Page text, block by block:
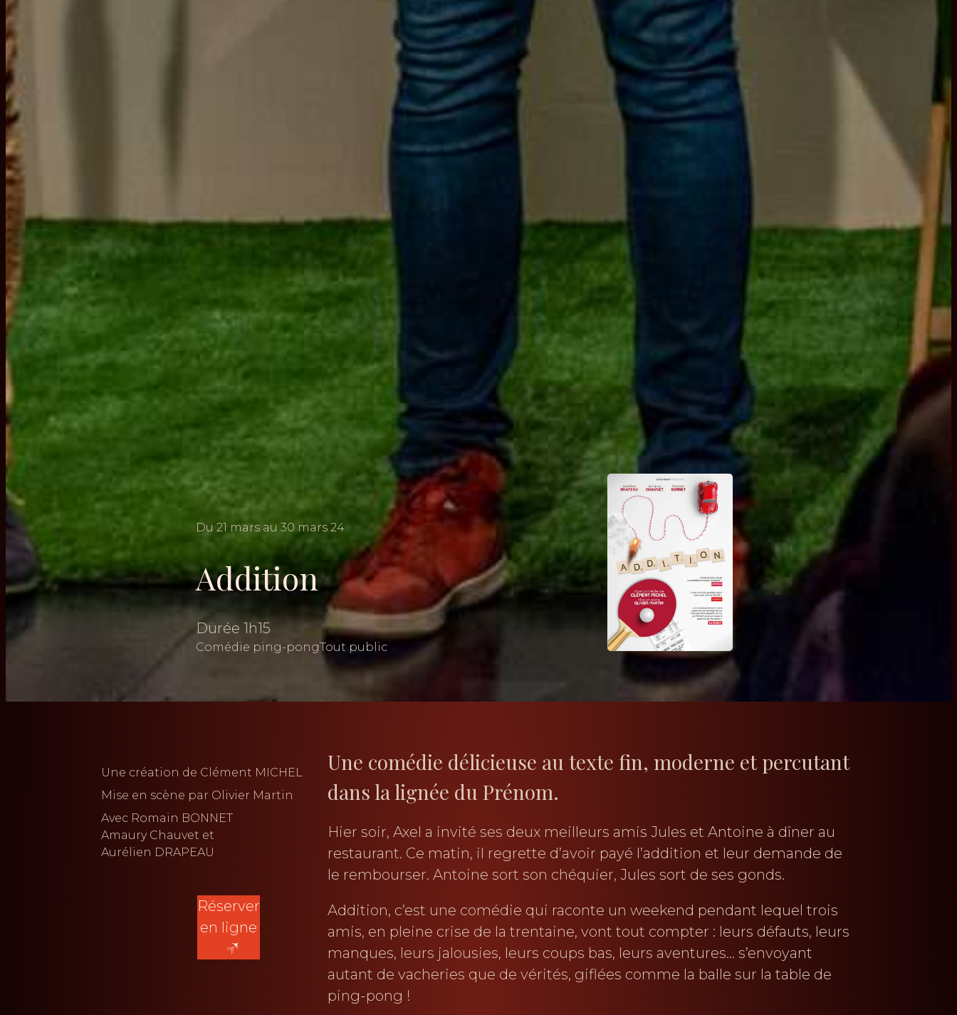
Du 21 mars au 30 mars 24
Addition
Durée 1h15
Comédie ping-pongTout public
Une création de Clément MICHEL
Mise en scène par Olivier Martin
Avec Romain BONNET
Amaury Chauvet
Aurélien DRAPEAU
Réserver
en ligne
Une comédie délicieuse au texte fin, moderne et percutant
dans la lignée du Prénom.
Hier soir, Axel a invité ses deux meilleurs amis Jules et Antoine à dîner au
restaurant. Ce matin, il regrette d’avoir payé l’addition et leur demande de
le rembourser. Antoine sort son chéquier, Jules sort de ses gonds.
Addition, c’est une comédie qui raconte un weekend pendant lequel trois
amis, en pleine crise de la trentaine, vont tout compter : leurs défauts, leurs
manques, leurs jalousies, leurs coups bas, leurs aventures… s’envoyant
autant de vacheries que de vérités, giflées comme la balle sur la table de
ping-pong !